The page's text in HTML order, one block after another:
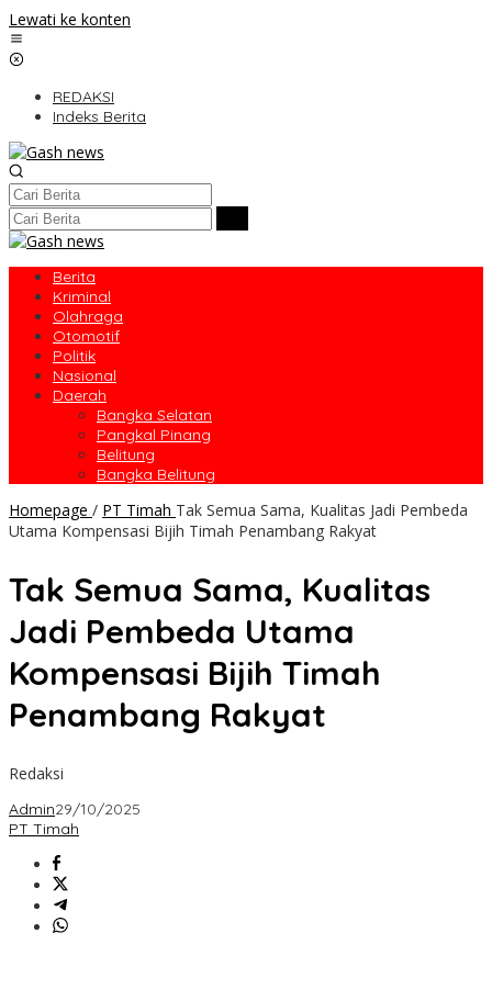
Lewati ke konten
REDAKSI
Indeks Berita
Berita
Kriminal
Olahraga
Otomotif
Politik
Nasional
Daerah
Bangka Selatan
Pangkal Pinang
Belitung
Bangka Belitung
Homepage / PT Timah Tak Semua Sama, Kualitas Jadi Pembeda
Utama Kompensasi Bijih Timah Penambang Rakyat
Tak Semua Sama, Kualitas
Jadi Pembeda Utama
Kompensasi Bijih Timah
Penambang Rakyat
Redaksi
Admin29/10/2025
PT Timah